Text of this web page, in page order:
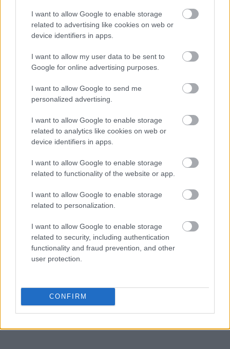
I want to allow Google to enable storage
related to advertising like cookies on web or
device identifiers in apps.
I want to allow my user data to be sent to
Google for online advertising purposes.
I want to allow Google to send me
personalized advertising.
I want to allow Google to enable storage
related to analytics like cookies on web or
device identifiers in apps.
I want to allow Google to enable storage
related to functionality of the website or app.
I want to allow Google to enable storage
related to personalization.
I want to allow Google to enable storage
related to security, including authentication
functionality and fraud prevention, and other
user protection.
CONFIRM